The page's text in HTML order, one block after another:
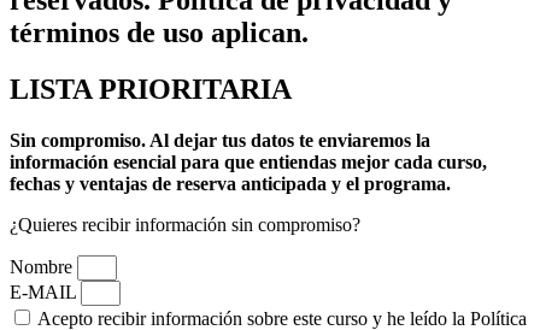
términos de uso aplican.
LISTA PRIORITARIA
Sin compromiso. Al dejar tus datos te enviaremos la
información esencial para que entiendas mejor cada curso,
fechas y ventajas de reserva anticipada y el programa.
¿Quieres recibir información sin compromiso?
Nombre
E-MAIL
Acepto recibir información sobre este curso y he leído la Política